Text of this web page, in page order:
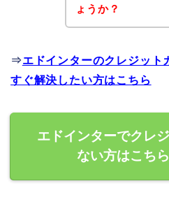
ょうか？
⇒エドインターのクレジット
すぐ解決したい方はこちら
エドインターでクレ
ない方はこち